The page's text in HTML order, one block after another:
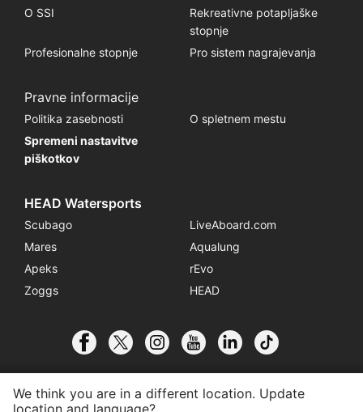
O SSI
Rekreativne potapljaške
stopnje
Profesionalne stopnje
Pro sistem nagrajevanja
Pravne informacije
Politika zasebnosti
O spletnem mestu
Spremeni nastavitve
piškotkov
HEAD Watersports
Scubago
LiveAboard.com
Mares
Aqualung
Apeks
rEvo
Zoggs
HEAD
We think you are in a different location. Update
location and language?